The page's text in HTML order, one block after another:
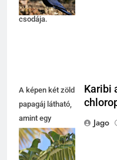
természet
csodája.
A képen két zöld
papagáj látható,
amint egy
pálmalevélre
ülve élvezik a
Karibi
Jago